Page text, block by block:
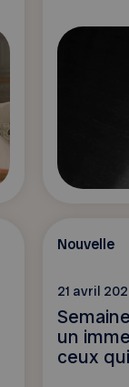
Nouvelle
21 avril
un
ceux